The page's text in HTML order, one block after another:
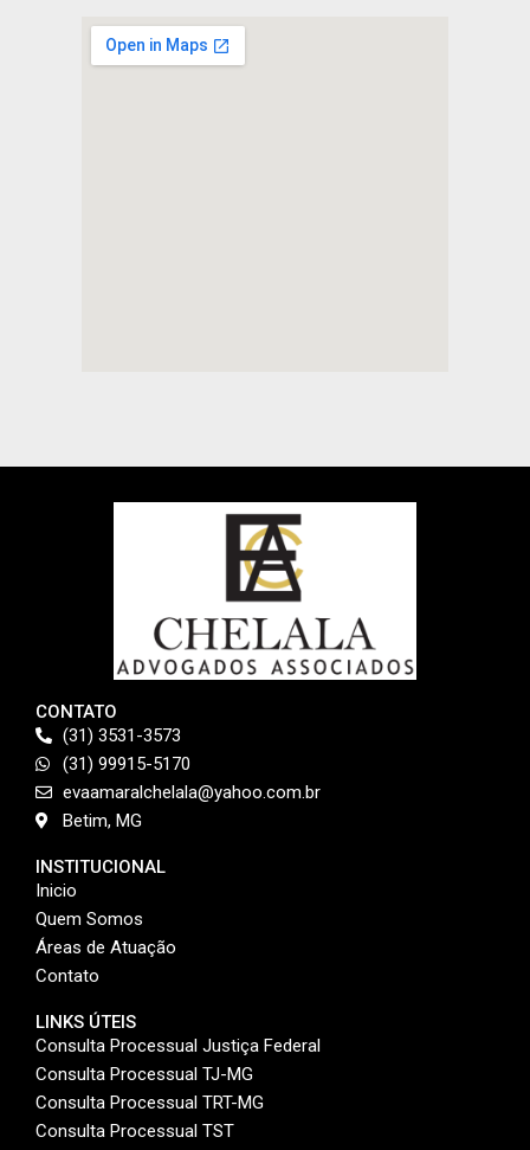
CONTATO
(31) 3531-3573
(31) 99915-5170
evaamaralchelala@yahoo.com.br
Betim, MG
INSTITUCIONAL
Inicio
Quem Somos
Áreas de Atuação
Contato
LINKS ÚTEIS
Consulta Processual Justiça Federal
Consulta Processual TJ-MG
Consulta Processual TRT-MG
Consulta Processual TST